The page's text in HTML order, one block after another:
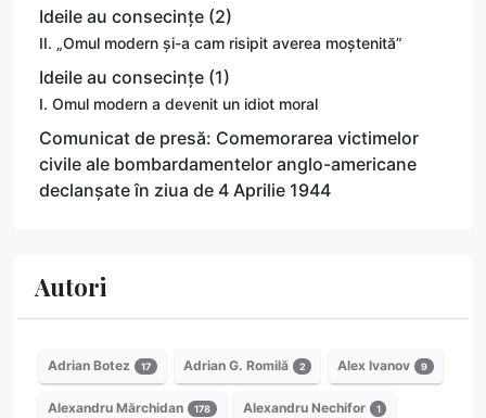
Ideile au consecințe (2)
II. „Omul modern și-a cam risipit averea moștenită”
Ideile au consecințe (1)
I. Omul modern a devenit un idiot moral
Comunicat de presă: Comemorarea victimelor
civile ale bombardamentelor anglo-americane
declanșate în ziua de 4 Aprilie 1944
Autori
Adrian Botez 17 Adrian G. Romilă 2 Alex Ivanov 9
Alexandru Mărchidan 178 Alexandru Nechifor 1